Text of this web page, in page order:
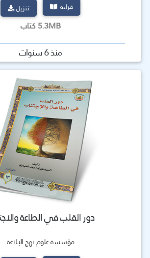
قراءة تنزيل
5.3MB كتاب
منذ 6 سنوات
دور القلب في الطاعة
مؤسسة علوم نهج البلاغة